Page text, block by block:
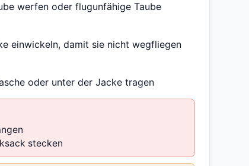
werfen oder flugunfähige Taube
einwickeln, damit sie nicht wegfliegen
oder unter der Jacke tragen
stecken